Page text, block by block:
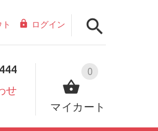
ログイン
0
マイカート
せ